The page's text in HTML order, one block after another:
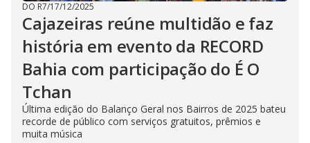
DO R7/17/12/2025
Cajazeiras reúne multidão e faz
história em evento da RECORD
Bahia com participação do É O
Tchan
Última edição do Balanço Geral nos Bairros de 2025 bateu
recorde de público com serviços gratuitos, prêmios e
muita música